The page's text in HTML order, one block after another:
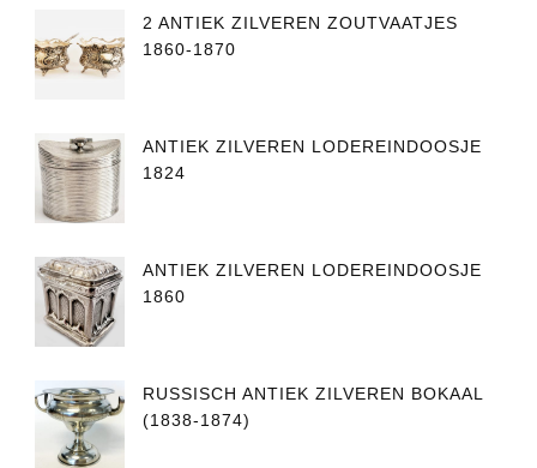
2 ANTIEK ZILVEREN ZOUTVAATJES
1860-1870
ANTIEK ZILVEREN LODEREINDOOSJE
1824
ANTIEK ZILVEREN LODEREINDOOSJE
1860
RUSSISCH ANTIEK ZILVEREN BOKAAL
(1838-1874)